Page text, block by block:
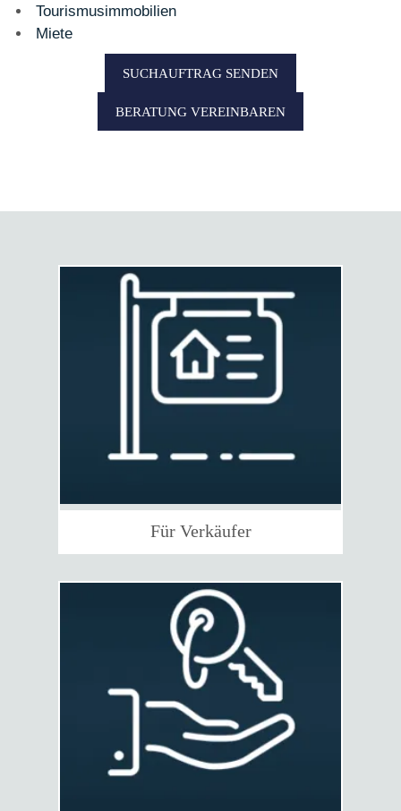
Tourismusimmobilien
Miete
SUCHAUFTRAG SENDEN
BERATUNG VEREINBAREN
Für Verkäufer